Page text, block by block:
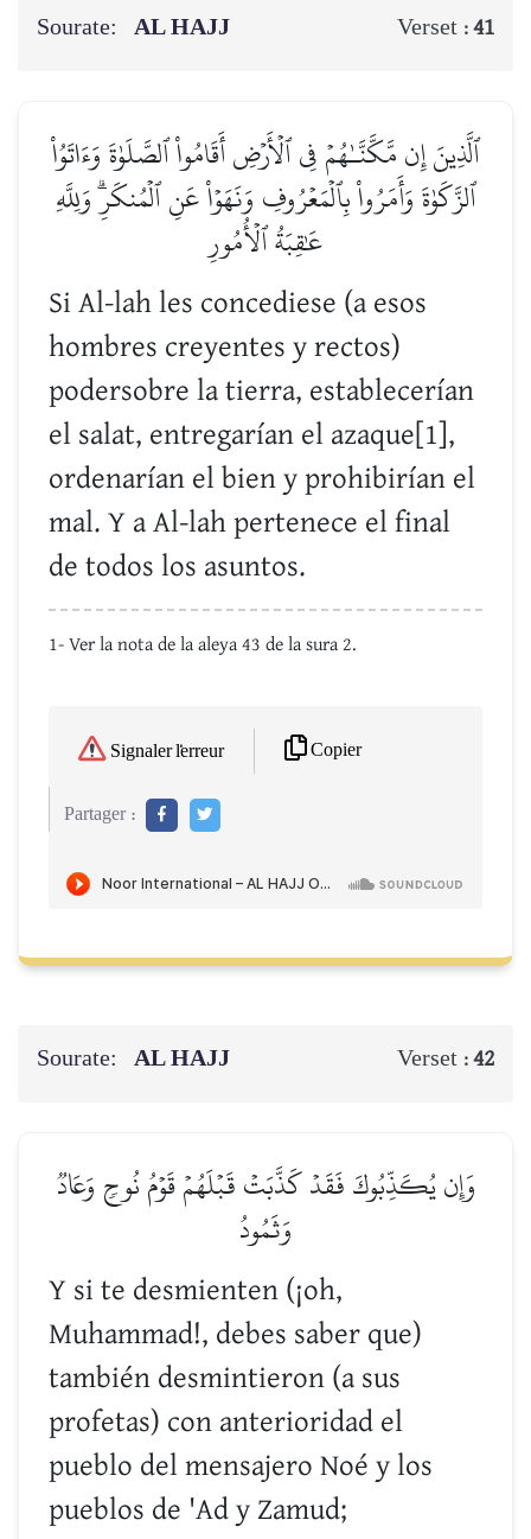
Sourate: AL HAJJ Verset :41
ٱلَّذِينَ إِن مَّكَّنَّـٰهُمۡ فِي ٱلۡأَرۡضِ أَقَامُواْ ٱلصَّلَوٰةَ وَءَاتَوُاْ
ٱلزَّكَوٰةَ وَأَمَرُواْ بِٱلۡمَعۡرُوفِ وَنَهَوۡاْ عَنِ ٱلۡمُنكَرِۗ وَلِلَّهِ
عَٰقِبَةُ ٱلۡأُمُورِ
Si Al-lah les concediese (a esos
hombres creyentes y rectos)
podersobre la tierra, establecerían
el salat, entregarían el azaque[1],
ordenarían el bien y prohibirían el
mal. Y a Al-lah pertenece el final
de todos los asuntos.
1- Ver la nota de la aleya 43 de la sura 2.
Signaler l'erreur Copier
Partager :
Sourate: AL HAJJ Verset :42
وَإِن يُكَذِّبُوكَ فَقَدۡ كَذَّبَتۡ قَبۡلَهُمۡ قَوۡمُ نُوحٖ وَعَادٞ
وَثَمُودُ
Y si te desmienten (¡oh,
Muhammad!, debes saber que)
también desmintieron (a sus
profetas) con anterioridad el
pueblo del mensajero Noé y los
pueblos de 'Ad y Zamud;